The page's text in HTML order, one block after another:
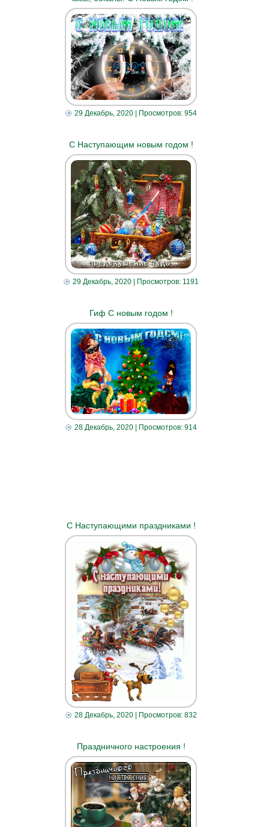
29 Декабрь, 2020| Просмотров: 954
С Наступающим новым годом !
29 Декабрь, 2020| Просмотров: 1191
Гиф С новым годом !
28 Декабрь, 2020| Просмотров: 914
С Наступающими праздниками !
28 Декабрь, 2020| Просмотров: 832
Праздничного настроения !